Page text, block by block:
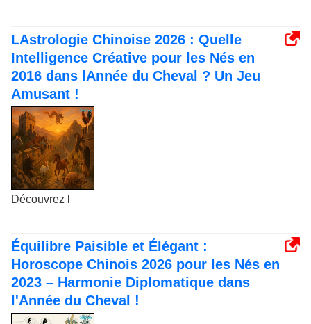
LAstrologie Chinoise 2026 : Quelle
Intelligence Créative pour les Nés en
2016 dans lAnnée du Cheval ? Un Jeu
Amusant !
Découvrez l
Équilibre Paisible et Élégant :
Horoscope Chinois 2026 pour les Nés en
2023 – Harmonie Diplomatique dans
l'Année du Cheval !